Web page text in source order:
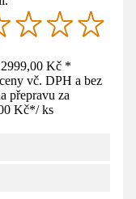
Kč *
vč. DPH a bez
přepravu za
Kč*/ ks